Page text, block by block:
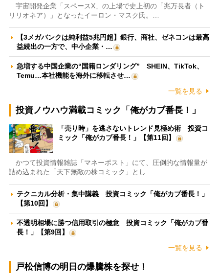
宇宙開発企業「スペースX」の上場で史上初の「兆万長者（ト
リリオネア）」となったイーロン・マスク氏。…
【3メガバンクは純利益5兆円超】銀行、商社、ゼネコンは最高
益続出の一方で、中小企業・…
急増する中国企業の“国籍ロンダリング” SHEIN、TikTok、
Temu…本社機能を海外に移転させ…
一覧を見る
投資ノウハウ満載コミック「俺がカブ番長！」
「売り時」を逃さないトレンド見極め術 投資コ
ミック「俺がカブ番長！」【第11回】
かつて投資情報雑誌「マネーポスト」にて、圧倒的な情報量が
詰め込まれた「天下無敵の株コミック」とし…
テクニカル分析・集中講義 投資コミック「俺がカブ番長！」
【第10回】
不透明相場に勝つ信用取引の極意 投資コミック「俺がカブ番
長！」【第9回】
一覧を見る
戸松信博の明日の爆騰株を探せ！